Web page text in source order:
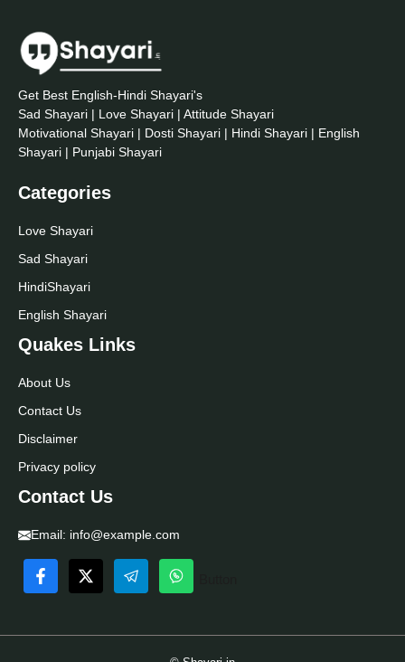
Get Best English-Hindi Shayari's
Sad Shayari | Love Shayari | Attitude Shayari
Motivational Shayari | Dosti Shayari | Hindi Shayari | English
Shayari | Punjabi Shayari
Categories
Love Shayari
Sad Shayari
HindiShayari
English Shayari
Quakes Links
About Us
Contact Us
Disclaimer
Privacy policy
Contact Us
Email: info@example.com